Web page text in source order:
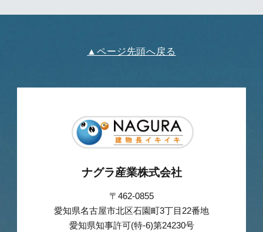
▲ページ先頭へ戻る
ナグラ産業株式会社
〒462-0855
愛知県名古屋市北区石園町3丁目22番地
愛知県知事許可(特-6)第24230号